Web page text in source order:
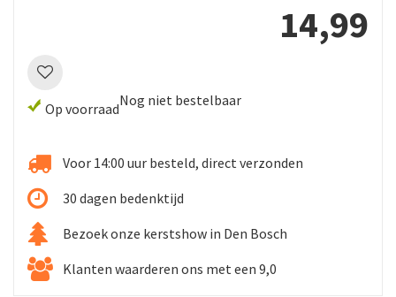
14,99
Op voorraadNog niet bestelbaar
Voor 14:00 uur besteld, direct verzonden
30 dagen bedenktijd
Bezoek onze kerstshow in Den Bosch
Klanten waarderen ons met een 9,0